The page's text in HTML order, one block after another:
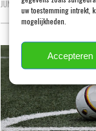
uw toestemming intrekt,
mogelijkheden.
Accepteren
JUNI 24, 2026